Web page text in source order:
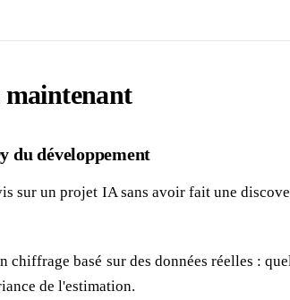
du développement
sur un projet IA sans avoir fait une
chiffrage basé sur des données réelles :
de l'estimation.